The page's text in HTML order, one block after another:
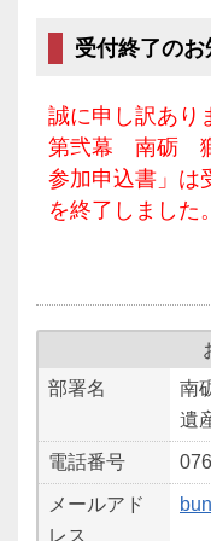
受付終了のお
誠に申し訳あり
第弐幕 南砺
参加申込書」は
を終了しました。
部署名
南
遺
電話番号
メールアド
レス